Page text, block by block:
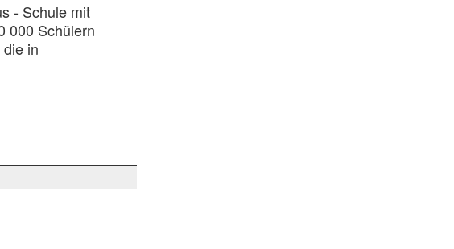
- Schule mit
000 Schülern
in